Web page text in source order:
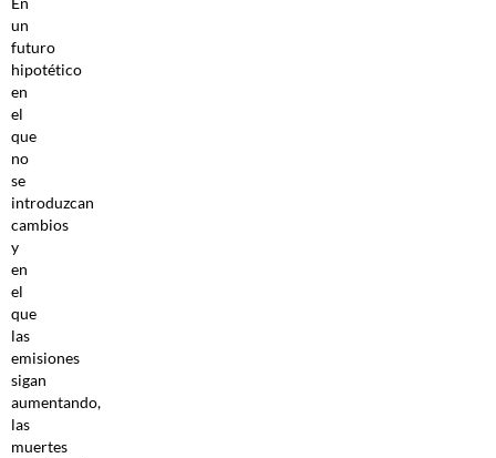
un
futuro
hipotético
en
el
que
no
se
introduzcan
cambios
y
en
el
que
las
emisiones
sigan
aumentando,
las
muertes